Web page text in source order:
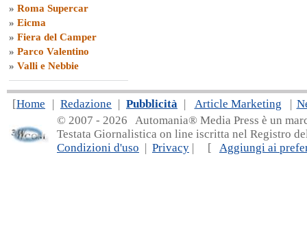
» Roma Supercar
» Eicma
» Fiera del Camper
» Parco Valentino
» Valli e Nebbie
[Home | Redazione | Pubblicità | Article Marketing |
© 2007 - 2026 Automania® Media Press è un
Testata Giornalistica on line iscritta nel Registro
Condizioni d'uso | Privacy | [ Aggiungi ai